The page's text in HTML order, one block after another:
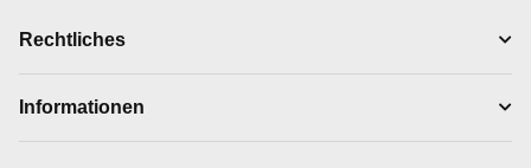
Rechtliches
Informationen